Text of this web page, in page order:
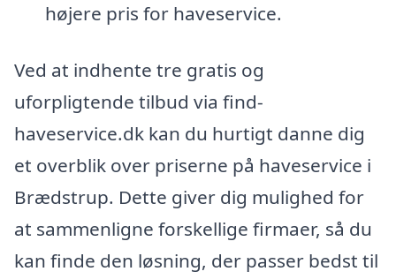
højere pris for haveservice.
Ved at indhente tre gratis og
uforpligtende tilbud via find-
haveservice.dk kan du hurtigt danne dig
et overblik over priserne på haveservice i
Brædstrup. Dette giver dig mulighed for
at sammenligne forskellige firmaer, så du
kan finde den løsning, der passer bedst til